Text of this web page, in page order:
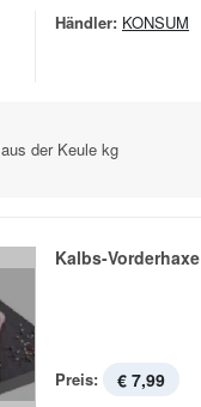
Händler: KONSUM
aus der Keule kg
Kalbs-Vorderhaxe
Preis: € 7,99